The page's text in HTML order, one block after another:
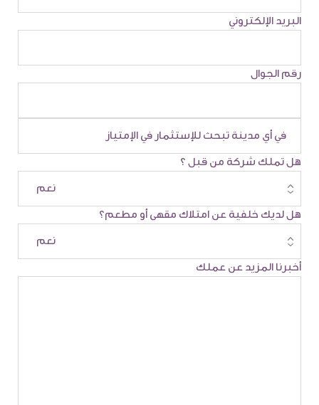
البريد الإلكتروني
رقم الجوال
هل تملك شركة من قبل ؟
هل لديك خلفية عن امتلاك مقهى أو مطعم؟
أخبرنا المزيد عن عملك